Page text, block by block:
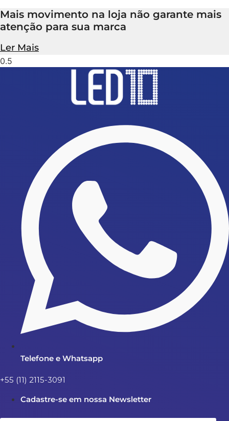
Mais movimento na loja não garante mais
atenção para sua marca
Ler Mais
Telefone e Whatsapp
+55 (11) 2115-3091
Cadastre-se em nossa Newsletter